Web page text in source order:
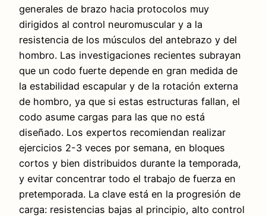
generales de brazo hacia protocolos muy
dirigidos al control neuromuscular y a la
resistencia de los músculos del antebrazo y del
hombro. Las investigaciones recientes subrayan
que un codo fuerte depende en gran medida de
la estabilidad escapular y de la rotación externa
de hombro, ya que si estas estructuras fallan, el
codo asume cargas para las que no está
diseñado. Los expertos recomiendan realizar
ejercicios 2-3 veces por semana, en bloques
cortos y bien distribuidos durante la temporada,
y evitar concentrar todo el trabajo de fuerza en
pretemporada. La clave está en la progresión de
carga: resistencias bajas al principio, alto control